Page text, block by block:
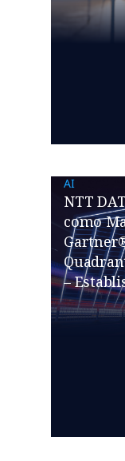
AI
NTT
como
–